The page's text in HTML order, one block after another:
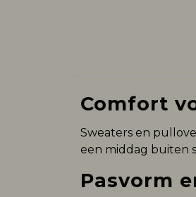
Comfort
Sweaters en
een middag buiten
Pasvorm